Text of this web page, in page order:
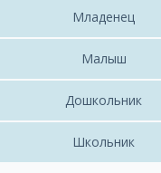
Младенец
Малыш
Дошкольник
Школьник